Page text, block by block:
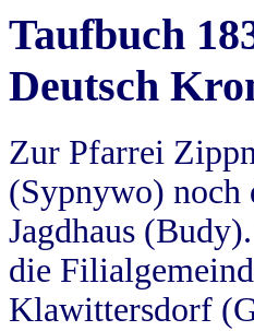
Taufbuch
Deutsch
Zur Pfarrei
(Sypnywo) noch
Jagdhaus
die
Klawittersdorf